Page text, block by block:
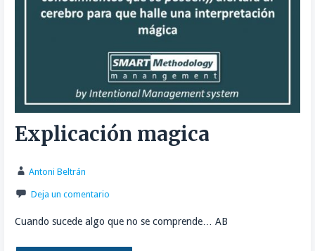
Explicación magica
Antoni Beltrán
Deja un comentario
Cuando sucede algo que no se comprende… AB